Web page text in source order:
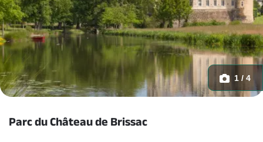
See & do
What's on
1 / 4
Parc du Château de Brissac